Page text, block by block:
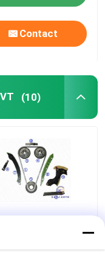
Contact
(10)
M271.921 de